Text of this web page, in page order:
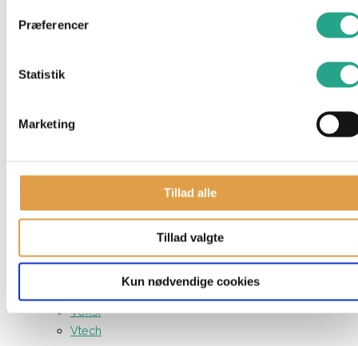
Præferencer
Statistik
Marketing
Tillad alle
Tillad valgte
Kun nødvendige cookies
Membantu
Our Generation
Schleich
Small Wood
Sylvanian Families
Voksi
Vtech